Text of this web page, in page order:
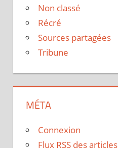
Non classé
Récré
Sources partagées
Tribune
MÉTA
Connexion
Flux RSS des articles